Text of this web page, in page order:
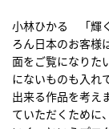
小林ひかる 「輝
ろん日本のお客様
面をご覧になりた
にないものも入れ
出来る作品を考え
ていただくために